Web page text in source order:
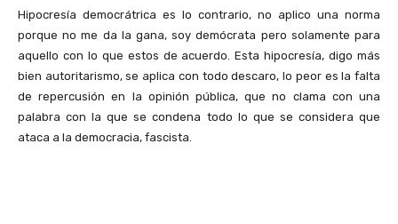
Hipocresía democrátrica es lo contrario, no aplico una norma
porque no me da la gana, soy demócrata pero solamente para
aquello con lo que estos de acuerdo. Esta hipocresía, digo más
bien autoritarismo, se aplica con todo descaro, lo peor es la falta
de repercusión en la opinión pública, que no clama con una
palabra con la que se condena todo lo que se considera que
ataca a la democracia, fascista.